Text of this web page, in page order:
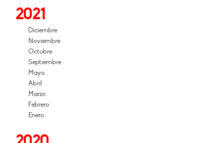
2021
Diciembre
Noviembre
Octubre
Septiembre
Mayo
Abril
Marzo
Febrero
Enero